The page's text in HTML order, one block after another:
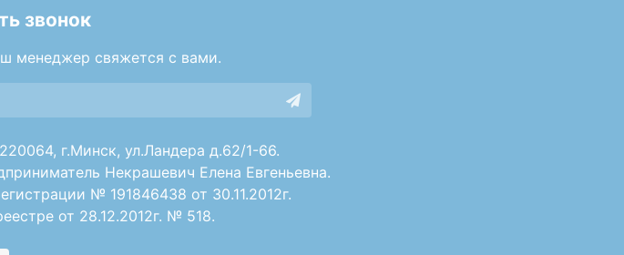
звонок
менеджер свяжется с вами.
г.Минск, ул.Ландера д.62/1-66.
Некрашевич Елена Евгеньевна.
№ 191846438 от 30.11.2012г.
от 28.12.2012г. № 518.